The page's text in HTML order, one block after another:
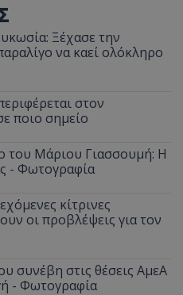
Ξέχασε την
να καεί ολόκληρο
στον
ποιο σημείο
του Μάριου Γιασσουμή: Η
- Φωτογραφία
κίτρινες
οι προβλέψεις για τον
συνέβη στις θέσεις ΑμεΑ
- Φωτογραφία